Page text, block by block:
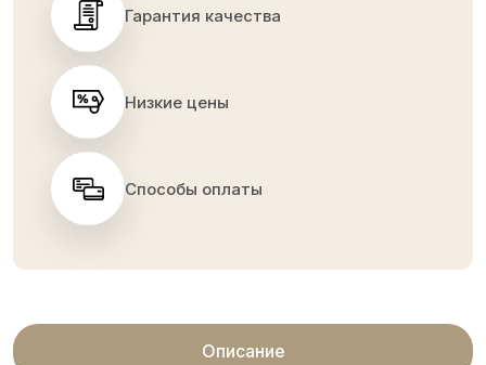
Гарантия качества
Низкие цены
Способы оплаты
Описание